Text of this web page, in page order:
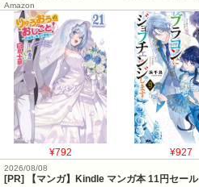
Amazon
¥792 ¥927
2026/08/08
[PR] 【マンガ】Kindle マンガ本 11円セール